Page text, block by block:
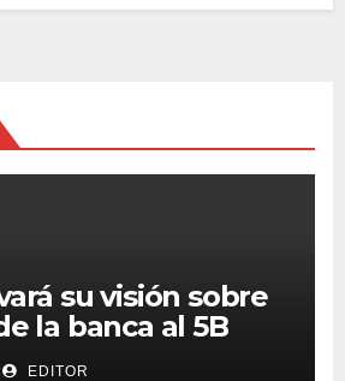
su visión sobre
la banca al 5B
2026
EDITOR